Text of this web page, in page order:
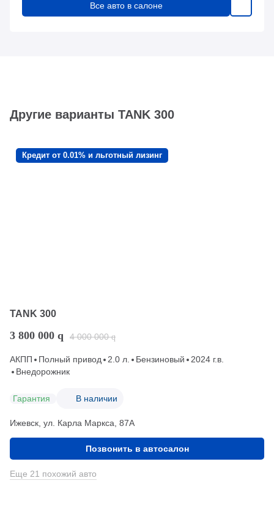
Все авто в салоне
Другие варианты TANK 300
Кредит от 0.01% и льготный лизинг
TANK 300
3 800 000 q 4 000 000 q
АКПП Полный привод 2.0 л. Бензиновый
2024 г.в.
Внедорожник
Гарантия В наличии
Ижевск, ул. Карла Маркса, 87А
Позвонить в автосалон
Еще 21 похожий авто